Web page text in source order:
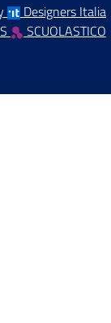
Designers Italia
SCUOLASTICO